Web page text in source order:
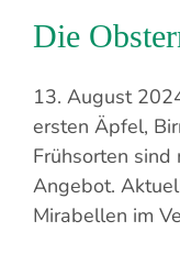
Die
13. August
ersten Äpfel,
Frühsorten sind
Angebot.
Mirabellen im